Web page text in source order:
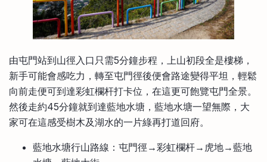
由屯門站到山徑入口只需5分鐘步程，上山初段全是樓梯，
新手可能會感吃力，轉至屯門徑後便會路途變得平坦，輕鬆
向前走便可到達彩虹欄杆打卡位，在這更可飽覽屯門全景。
然後走約45分鐘就到達藍地水塘，藍地水塘一望無際，大
家可在這感受樹木及湖水的一片綠再打道回府。
藍地水塘行山路線：屯門徑→彩虹欄杆→虎地→藍地